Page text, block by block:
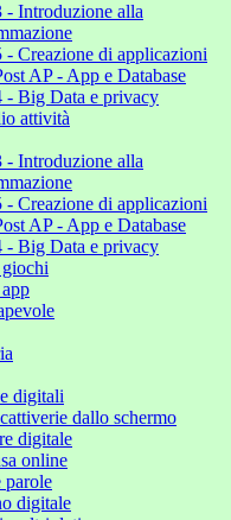
- Introduzione alla
- Creazione di applicazioni
AP - App e Database
- Big Data e privacy
attività
- Introduzione alla
- Creazione di applicazioni
AP - App e Database
- Big Data e privacy
digitali
dallo schermo
digitale
online
parole
digitale